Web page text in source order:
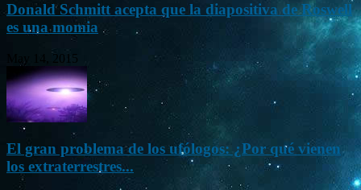
Donald Schmitt acepta que la diapositiva de Roswell
es una momia
May 14, 2015
El gran problema de los ufólogos: ¿Por qué vienen
los extraterrestres...